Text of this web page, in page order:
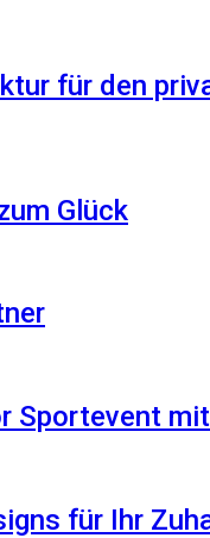
für den
Glück
Sportevent
für Ihr